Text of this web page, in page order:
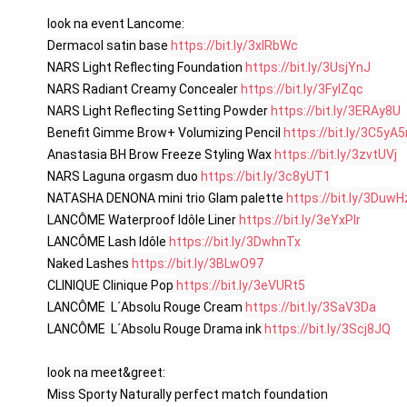
look na event Lancome:
Dermacol satin base https://bit.ly/3xlRbWc
NARS Light Reflecting Foundation https://bit.ly/3UsjYnJ
NARS Radiant Creamy Concealer https://bit.ly/3FyIZqc
NARS Light Reflecting Setting Powder https://bit.ly/3ERAy8U
Benefit Gimme Brow+ Volumizing Pencil https://bit.ly/
Anastasia BH Brow Freeze Styling Wax https://bit.ly/3zvtUVj
NARS Laguna orgasm duo https://bit.ly/3c8yUT1
NATASHA DENONA mini trio Glam palette https://bit.ly/
LANCÔME Waterproof Idôle Liner https://bit.ly/3eYxPlr
LANCÔME Lash Idôle https://bit.ly/3DwhnTx
Naked Lashes https://bit.ly/3BLwO97
CLINIQUE Clinique Pop https://bit.ly/3eVURt5
LANCÔME  L´Absolu Rouge Cream https://bit.ly/3SaV3Da
LANCÔME  L´Absolu Rouge Drama ink https://bit.ly/3Scj8JQ
look na meet&greet:
Miss Sporty Naturally perfect match foundation